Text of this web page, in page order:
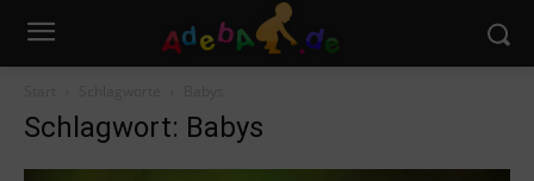
Schlagwort: Babys